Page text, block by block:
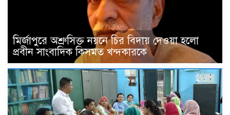
মির্জাপুরে অশ্রুসিক্ত নয়নে চির বিদায় দেওয়া হলো
প্রবীন সাংবাদিক কিসমত খন্দকারকে